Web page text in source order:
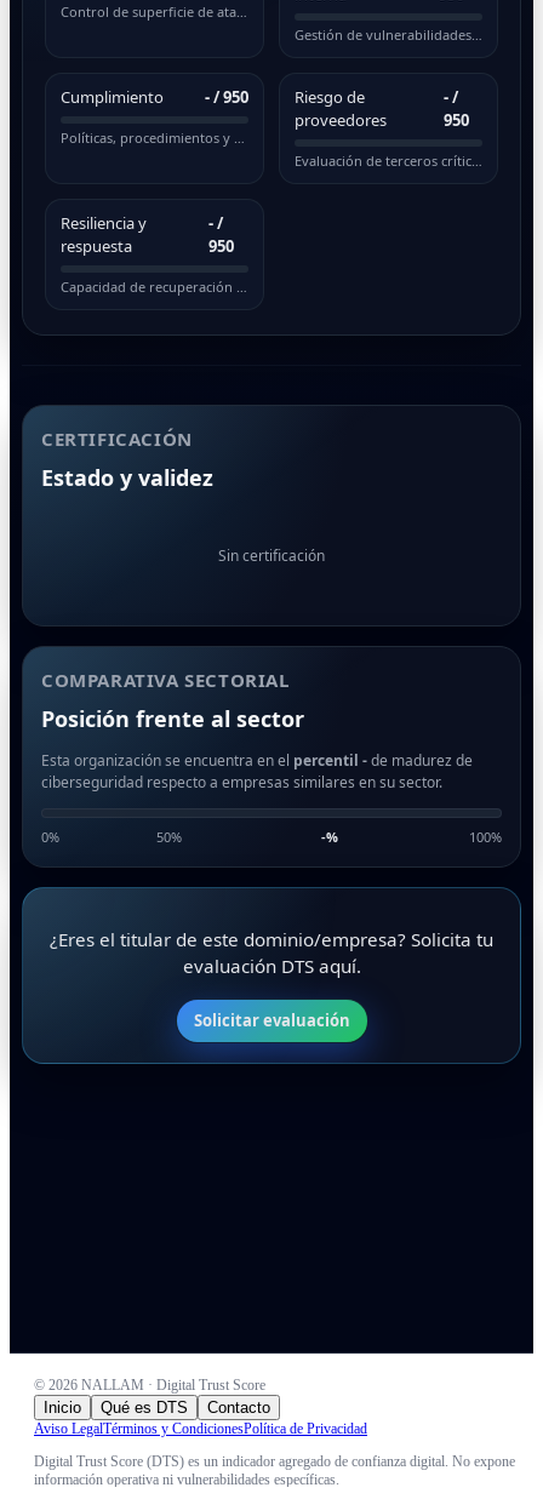
Control de superficie de ataque pública
Gestión de vulnerabilidades y actualizaciones
Cumplimiento -/ 950
Políticas, procedimientos y normativas
Riesgo de
proveedores
-/
950
Evaluación de terceros críticos
Resiliencia y
respuesta
-/
950
Capacidad de recuperación ante incidentes
CERTIFICACIÓN
Estado y validez
Sin certificación
COMPARATIVA SECTORIAL
Posición frente al sector
Esta organización se encuentra en el percentil -de madurez de
ciberseguridad respecto a empresas similares en su sector.
0% 50% -% 100%
¿Eres el titular de este dominio/empresa? Solicita tu
evaluación DTS aquí.
Solicitar evaluación
© 2026 NALLAM · Digital Trust Score
Inicio Qué es DTS Contacto
Aviso LegalTérminos y CondicionesPolítica de Privacidad
Digital Trust Score (DTS) es un indicador agregado de confianza digital. No expone
información operativa ni vulnerabilidades específicas.